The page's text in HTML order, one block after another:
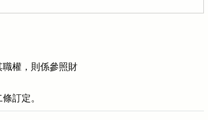
權，則係參照財
訂定。